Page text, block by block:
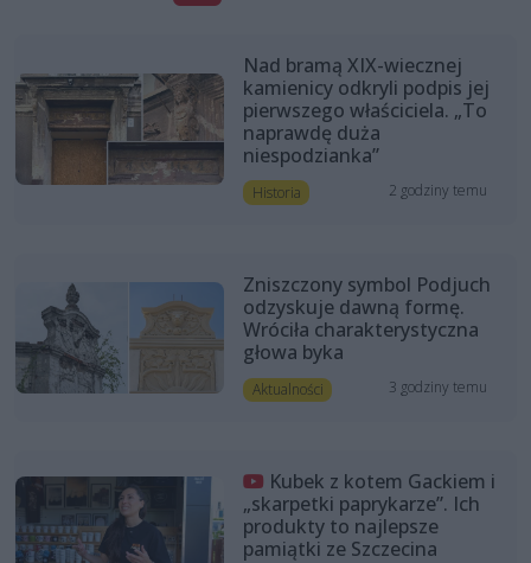
Nad bramą XIX-wiecznej
kamienicy odkryli podpis jej
pierwszego właściciela. „To
naprawdę duża
niespodzianka”
Historia 2 godziny temu
Zniszczony symbol Podjuch
odzyskuje dawną formę.
Wróciła charakterystyczna
głowa byka
Aktualności 3 godziny temu
Kubek z kotem Gackiem i
„skarpetki paprykarze”. Ich
produkty to najlepsze
pamiątki ze Szczecina